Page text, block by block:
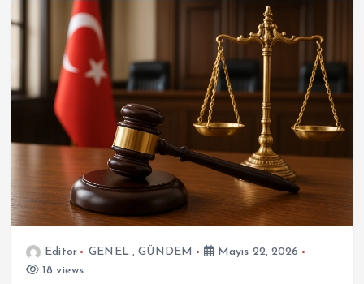
Editor GENEL,GÜNDEM
Mayıs 22, 2026
18 views